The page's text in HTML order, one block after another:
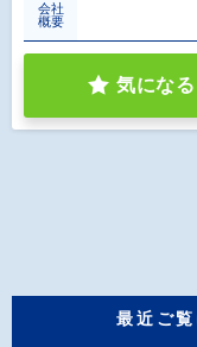
会社
概要
気になる
最近ご